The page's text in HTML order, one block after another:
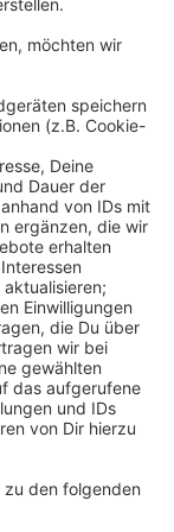
der
sein.
April in
gegen den
mit 0:7
in
Jahr 1986
Mannheim
2027 in
erstmal in
ist dann